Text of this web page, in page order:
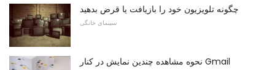
چگونه تلویزیون خود را بازیافت یا قرض بدهید
سینمای خانگی
نحوه مشاهده چندین نمایش در کنار Gmail